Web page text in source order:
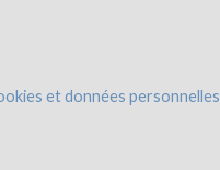
et données personnelles